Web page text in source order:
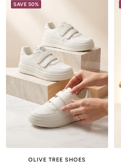
SAVE 50%
OLIVE TREE SHOES